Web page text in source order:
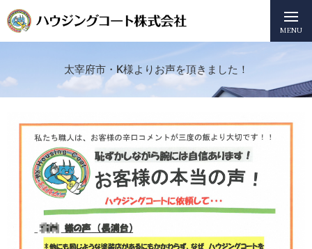
MENU
太宰府市・K様よりお声を頂きました！